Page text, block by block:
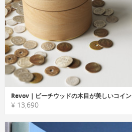
Revov｜ビーチウッドの木目が美しいコイ
¥ 13,690